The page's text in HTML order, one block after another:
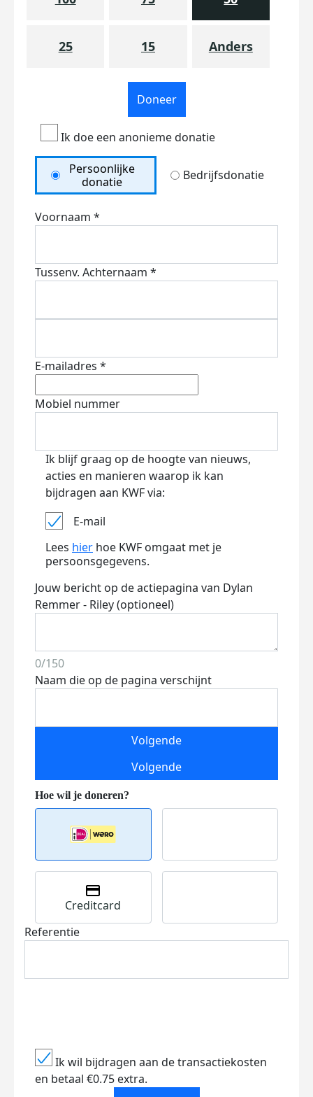
25 15 Anders
Doneer
Ik doe een anonieme donatie
Persoonlijke
donatie
Bedrijfsdonatie
Voornaam *
Tussenv. Achternaam *
E-mailadres *
Mobiel nummer
Ik blijf graag op de hoogte van nieuws,
acties en manieren waarop ik kan
bijdragen aan KWF via:
E-mail
Lees hier hoe KWF omgaat met je
persoonsgegevens.
Jouw bericht op de actiepagina van Dylan
Remmer - Riley (optioneel)
0/150
Naam die op de pagina verschijnt
Volgende
Volgende
Creditcard
Referentie
Ik wil bijdragen aan de transactiekosten
en betaal €0.75 extra.